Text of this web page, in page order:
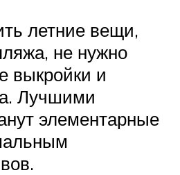
летние вещи,
не нужно
выкройки и
Лучшими
элементарные